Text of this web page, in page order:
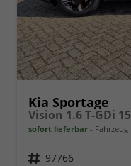
Kia Sportage
sofort lieferbar
Fahrzeugnr. 97766